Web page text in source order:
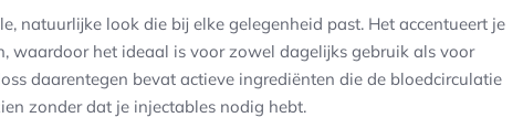
natuurlijke look die bij elke gelegenheid past. Het accentueert je
waardoor het ideaal is voor zowel dagelijks gebruik als voor
daarentegen bevat actieve ingrediënten die de bloedcirculatie
zonder dat je injectables nodig hebt.